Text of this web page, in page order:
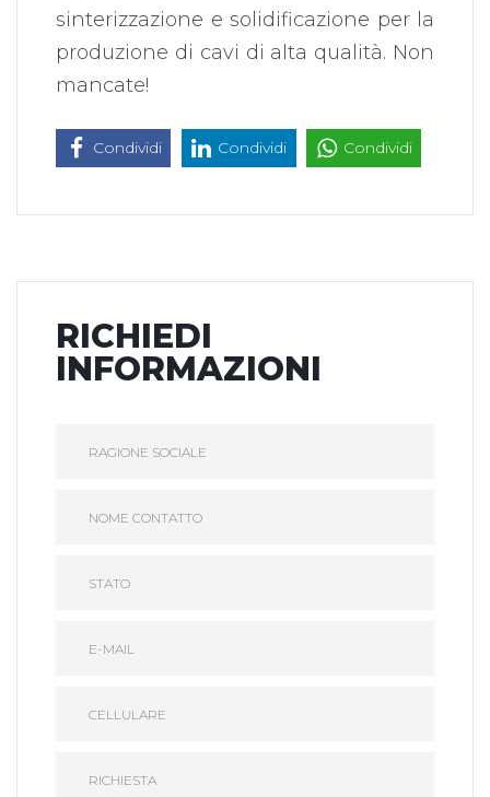
sinterizzazione e solidificazione per la
produzione di cavi di alta qualità. Non
mancate!
Condividi Condividi Condividi
RICHIEDI
INFORMAZIONI